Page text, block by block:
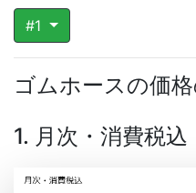
#1
ゴムホースの価
1. 月次・消費税込